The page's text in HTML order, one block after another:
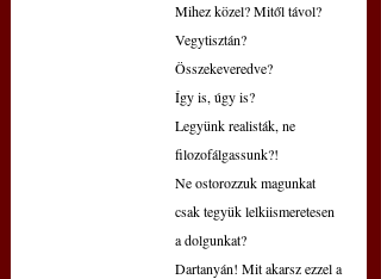
Mihez közel? Mitől távol?
Vegytisztán?
Összekeveredve?
Így is, úgy is?
Legyünk realisták, ne
filozofálgassunk?!
Ne ostorozzuk magunkat
csak tegyük lelkiismeretesen
a dolgunkat?
Dartanyán! Mit akarsz ezzel a